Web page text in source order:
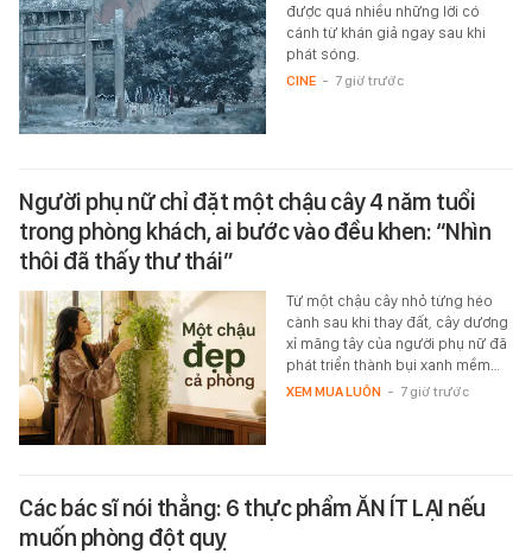
được quá nhiều những lời có
cánh từ khán giả ngay sau khi
phát sóng.
CINE - 7 giờ trước
Người phụ nữ chỉ đặt một chậu cây 4 năm tuổi
trong phòng khách, ai bước vào đều khen: “Nhìn
thôi đã thấy thư thái”
Từ một chậu cây nhỏ từng héo
cành sau khi thay đất, cây dương
xỉ măng tây của người phụ nữ đã
phát triển thành bụi xanh mềm…
XEM MUA LUÔN - 7 giờ trước
Các bác sĩ nói thẳng: 6 thực phẩm ĂN ÍT LẠI nếu
muốn phòng đột quỵ